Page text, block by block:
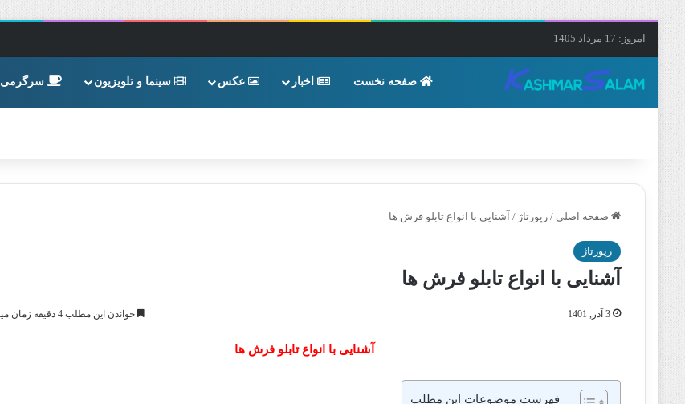
امروز: 17 مرداد 1405
صفحه نخست اخبار عکس سینما و تلویزیون سرگرمی
صفحه اصلی / رپورتاژ / آشنایی با انواع تابلو فرش ‌ها
رپورتاژ
آشنایی با انواع تابلو فرش ‌ها
3 آذر, 1401 خواندن این مطلب 4 دقیقه زمان میبرد
آشنایی با انواع تابلو فرش ‌ها
فهرست موضوعات این مطلب